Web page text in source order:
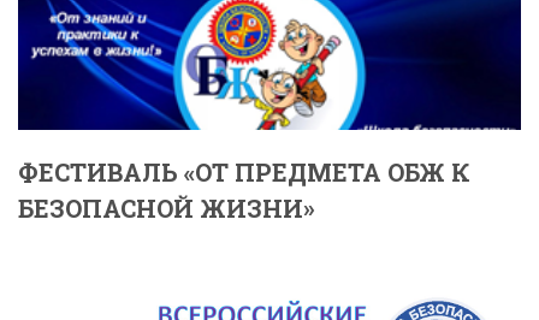
ФЕСТИВАЛЬ «ОТ ПРЕДМЕТА ОБЖ К
БЕЗОПАСНОЙ ЖИЗНИ»